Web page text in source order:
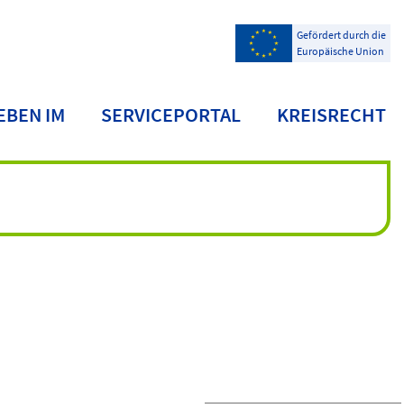
Gefördert durch die
Europäische Union
IM SERVICEPORTAL KREISRECHT